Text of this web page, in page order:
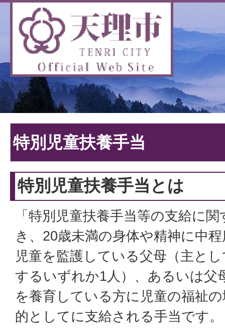
特別児童扶養手当
特別児童扶養手当とは
「特別児童扶養手当等の支給に
き、20歳未満の身体や精神に中
児童を監護している父母（主と
するいずれか1人）、あるいは父
を養育している方に児童の福祉
的としてに支給される手当です。